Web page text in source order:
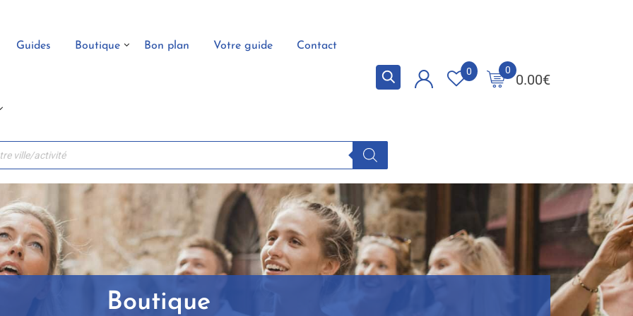
Guides Boutique Bon plan Votre guide Contact
0.00€
0
0
Boutique